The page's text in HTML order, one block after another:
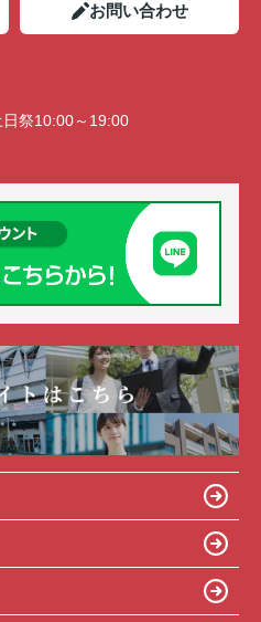
お問い合わせ
祭10:00～19:00